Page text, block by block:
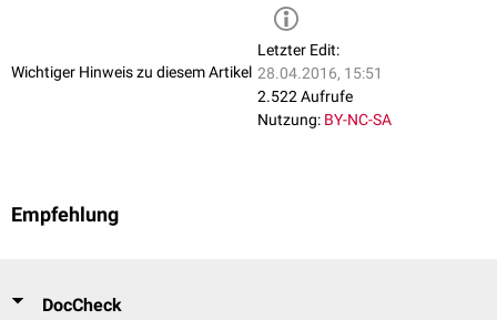
Wichtiger Hinweis zu diesem Artikel
Letzter Edit:
28.04.2016, 15:51
2.522 Aufrufe
Nutzung: BY-NC-SA
Empfehlung
DocCheck